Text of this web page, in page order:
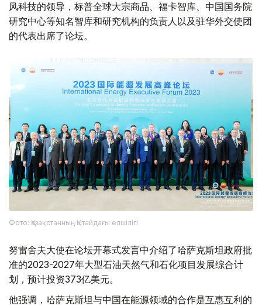
风科技的领导，标普全球大宗商品、福卡智库、中国国务院
研究中心等知名智库和研究机构的负责人以及驻华外交使团
的代表出席了论坛。
Фото: Қазақстанның Қытайдағы елшілігі
努雷舍夫大使在论坛开幕式发言中介绍了哈萨克斯坦政府批
准的2023-2027年大型石油天然气和石化项目发展综合计
划，预计投资373亿美元。
他强调，哈萨克斯坦与中国在能源领域的合作是互惠互利的